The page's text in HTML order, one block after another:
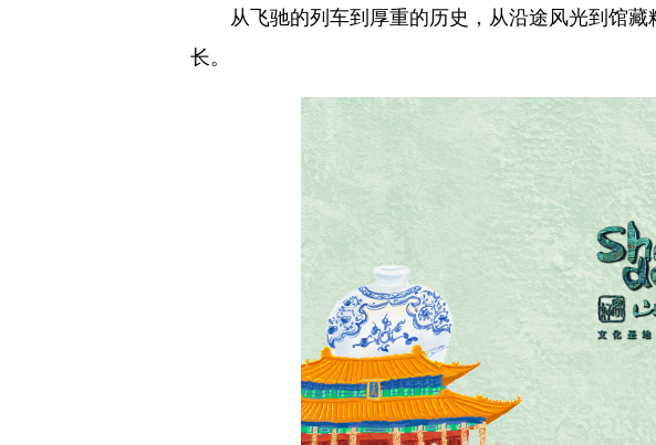
从飞驰的列车到厚重的历史，从沿途风光到馆藏
长。